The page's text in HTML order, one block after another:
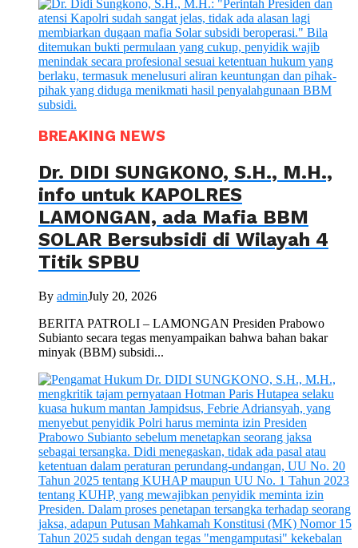
BREAKING NEWS
Dr. DIDI SUNGKONO, S.H., M.H.,
info untuk KAPOLRES
LAMONGAN, ada Mafia BBM
SOLAR Bersubsidi di Wilayah 4
Titik SPBU
By adminJuly 20, 2026
BERITA PATROLI – LAMONGAN Presiden Prabowo
Subianto secara tegas menyampaikan bahwa bahan bakar
minyak (BBM) subsidi...